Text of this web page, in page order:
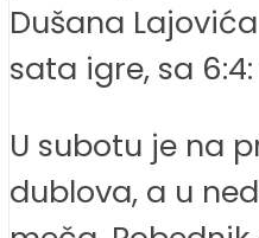
Dušana
sata igre, sa 6:4:
U subotu je na
dublova, a u